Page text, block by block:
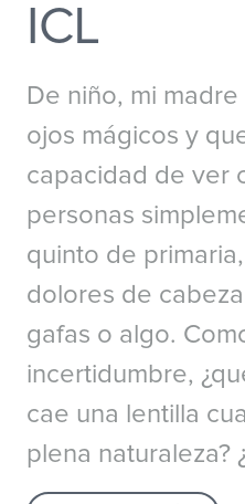
ICL
De niño, mi
ojos mágicos y
capacidad de ver
personas
quinto de
dolores de
gafas o algo.
incertidumbre,
cae una lentilla
plena naturaleza?